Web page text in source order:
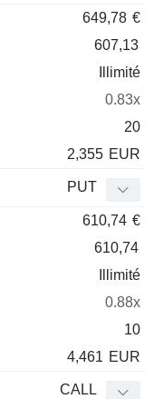
649,78 €
607,13
Illimité
0.83x
20
2,355 EUR
PUT
610,74 €
610,74
Illimité
0.88x
10
4,461 EUR
CALL